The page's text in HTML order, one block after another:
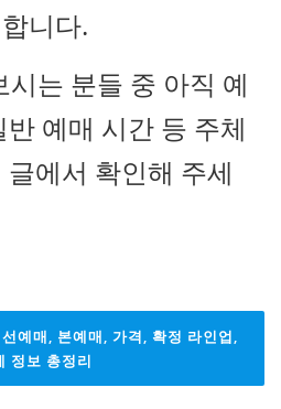
니다.
는 분들 중 아직 예
예매 시간 등 주체
에서 확인해 주세
예매, 본예매, 가격, 확정 라인업,
정보 총정리